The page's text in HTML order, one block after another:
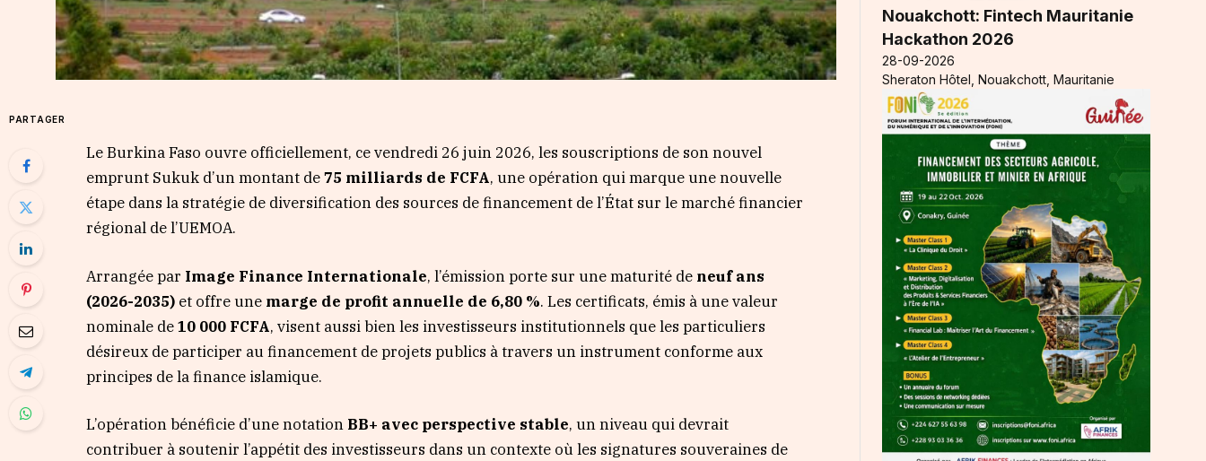
PARTAGER
Le Burkina Faso ouvre officiellement, ce vendredi 26 juin 2026, les souscriptions de son nouvel
emprunt Sukuk d’un montant de75 milliards de FCFA, une opération qui marque une nouvelle
étape dans la stratégie de diversification des sources de financement de l’État sur le marché financier
régional de l’UEMOA.
Arrangée par Image Finance Internationale, l’émission porte sur une maturité de neuf ans
(2026-2035) et offre une marge de profit annuelle de 6,80 %. Les certificats, émis à une valeur
nominale de10 000 FCFA, visent aussi bien les investisseurs institutionnels que les particuliers
désireux de participer au financement de projets publics à travers un instrument conforme aux
principes de la finance islamique.
L’opération bénéficie d’une notation BB+ avec perspective stable, un niveau qui devrait
contribuer à soutenir l’appétit des investisseurs dans un contexte où les signatures souveraines de
Nouakchott: Fintech Mauritanie
Hackathon 2026
28-09-2026
Sheraton Hôtel, Nouakchott, Mauritanie